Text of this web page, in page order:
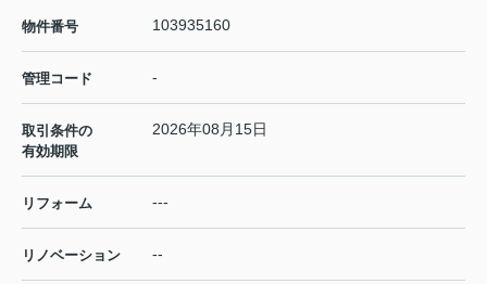
物件番号 103935160
管理コード -
取引条件の
有効期限
2026年08月15日
リフォーム ---
リノベーション --